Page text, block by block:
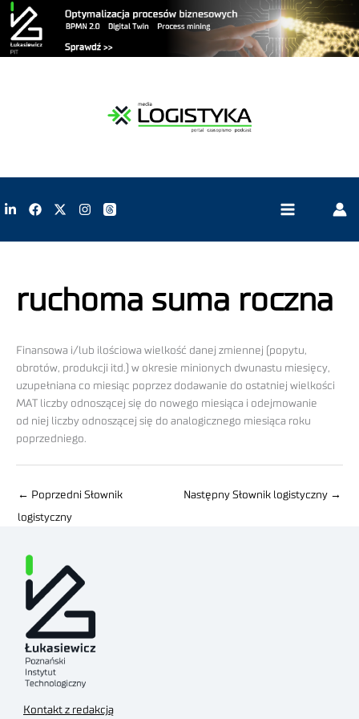
ruchoma suma roczna
Finansowa i/lub ilościowa wielkość danej zmiennej (popytu,
obrotów, produkcji itd.) w okresie minionych dwunastu miesięcy,
uzupełniana co miesiąc poprzez dodawanie do ostatniej wielkości
MAT liczby odnoszącej się do nowego miesiąca i odejmowanie
od niej liczby odnoszącej się do analogicznego miesiąca roku
poprzedniego.
← Poprzedni Słownik
logistyczny
Następny Słownik logistyczny →
Kontakt z redakcją